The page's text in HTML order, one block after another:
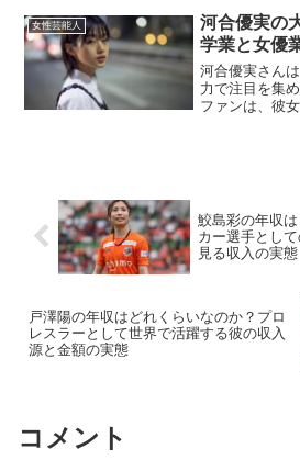
オ番組など多
を通じて着実
女性芸能人
河合優実の
学業と女優
河合優実さん
力で注目を集
ファンは、彼
鮫島彩の年収
カー選手とし
見る収入の実態
戸澤陽の年収はどれくらいなのか？プロ
レスラーとして世界で活躍する彼の収入
源と金額の実態
コメント